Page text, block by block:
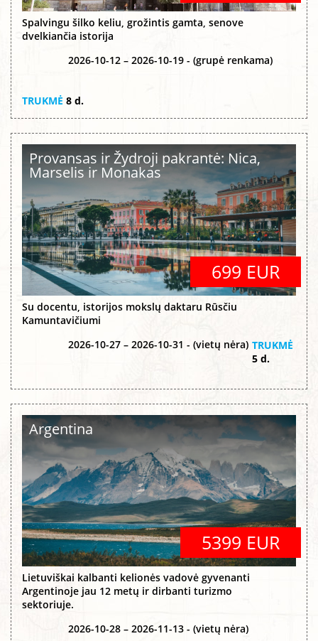
Spalvingu šilko keliu, grožintis gamta, senove
dvelkiančia istorija
2026-10-12 – 2026-10-19 - (grupė renkama)
TRUKMĖ 8 d.
Provansas ir Žydroji pakrantė: Nica,
Marselis ir Monakas
699 EUR
Su docentu, istorijos mokslų daktaru Rūsčiu
Kamuntavičiumi
2026-10-27 – 2026-10-31 - (vietų nėra) TRUKMĖ
5 d.
Argentina
5399 EUR
Lietuviškai kalbanti kelionės vadovė gyvenanti
Argentinoje jau 12 metų ir dirbanti turizmo
sektoriuje.
2026-10-28 – 2026-11-13 - (vietų nėra)